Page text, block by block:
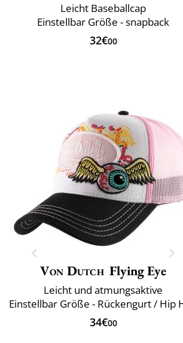
Leicht Baseballcap
Einstellbar Größe - snapback
32€00
Von Dutch Flying Eye
Leicht und atmungsaktive
Einstellbar Größe - Rückengurt / Hip
34€00